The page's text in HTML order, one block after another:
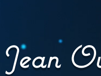
Jean